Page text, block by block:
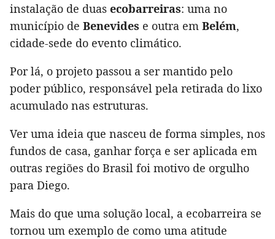
instalação de duas ecobarreiras: uma no
município de Benevides e outra em Belém,
cidade-sede do evento climático.
Por lá, o projeto passou a ser mantido pelo
poder público, responsável pela retirada do lixo
acumulado nas estruturas.
Ver uma ideia que nasceu de forma simples, nos
fundos de casa, ganhar força e ser aplicada em
outras regiões do Brasil foi motivo de orgulho
para Diego.
Mais do que uma solução local, a ecobarreira se
tornou um exemplo de como uma atitude